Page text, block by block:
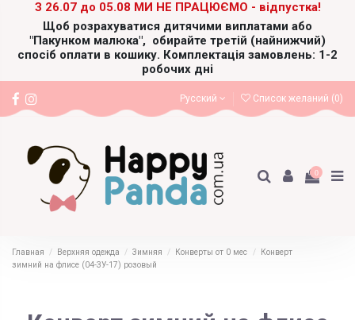
З 26.07 до 05.08 МИ НЕ ПРАЦЮЄМО - відпустка!
Щоб розрахуватися дитячими виплатами або
"Пакунком малюка", обирайте третій (найнижчий)
спосіб оплати в кошику. Комплектація замовлень: 1-2
робочих дні
Русский Список желаний (0)
0
Главная Верхняя одежда Зимняя Конверты от 0 мес
Конверт
зимний на флисе (04-ЗУ-17) розовый